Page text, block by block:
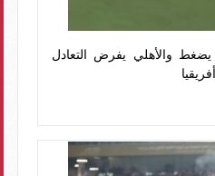
والأهلي يفرض التعادل